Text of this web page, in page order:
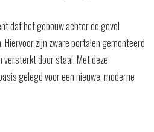
dat het gebouw achter de gevel
Hiervoor zijn zware portalen gemonteerd
versterkt door staal. Met deze
gelegd voor een nieuwe, moderne